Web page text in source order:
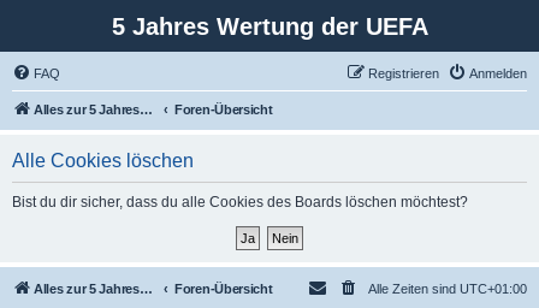
5 Jahres Wertung der UEFA
FAQ Anmelden
Registrieren
Alles zur 5 Jahreswertung / Tabelle der UEFA mit vielen Statistiken. Foren-Übersicht
Alle Cookies löschen
Bist du dir sicher, dass du alle Cookies des Boards löschen möchtest?
Alles zur 5 Jahreswertung / Tabelle der UEFA mit vielen Statistiken. Foren-Übersicht Alle Zeiten sind UTC+01:00